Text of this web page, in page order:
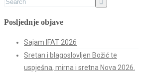
Posljednje objave
Sajam IFAT 2026
Sretan i blagoslovljen Božić te
uspješna, mirna i sretna Nova 2026.